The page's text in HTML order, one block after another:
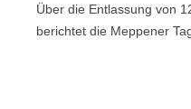
Über die Entlassung von
berichtet die Meppener